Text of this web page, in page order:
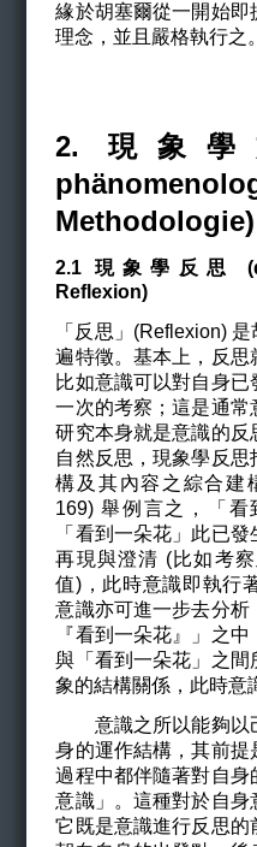
緣於胡塞爾從一開始
理念，並且嚴格執行之。
2. 現象
Methodologie)
2.1現象學反思 (
Reflexion)
「反思」(Reflexion)
遍特徵。基本上，反思
比如意識可以對自身
一次的考察；這是通
研究本身就是意識的
自然反思，現象學反
構及其內容之綜合建
169) 舉例言之，「
「看到一朵花」此已
再現與澄清 (比如考
值)，此時意識即執行
意識亦可進一步去分析
『看到一朵花』」之
與「看到一朵花」之
象的結構關係，此時意
意識之所以能夠以
身的運作結構，其前
過程中都伴隨著對自
意識」。這種對於自身
它既是意識進行反思